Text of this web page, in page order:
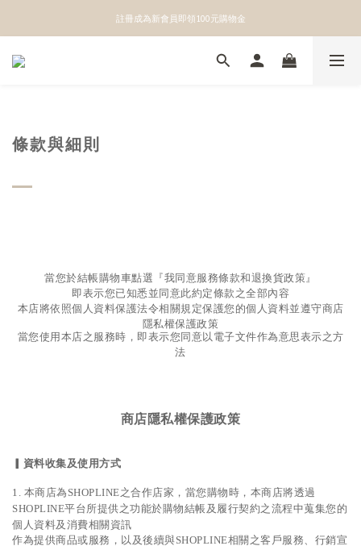
👉點我立即綁定官方LINE獲得第一手優惠資訊
註冊成為新會員即領100元購物金
👉點我立即綁定官方LINE獲得第一手優惠資訊
條款與細則
當您於結帳購物車點選『我同意服務條款和退換貨政策』
即表示您已知悉並同意此約定條款之全部內容
本店將依照個人資料保護法令相關規定保護您的個人資料並遵守商店
隱私權保護政策
當您使用本店之服務時， 即表示您同意以電子文件作為意思表示之方
法
商店隱私權保護政策
資料收集及使用方式
1. 本商店為SHOPLINE之合作店家，當您購物時，本商店將透過
SHOPLINE平台所提供之功能於購物結帳及履行契約之流程中蒐集您的
個人資料及消費相關資訊
作為提供商品或服務，以及後續與SHOPLINE相關之客戶服務、行銷宣